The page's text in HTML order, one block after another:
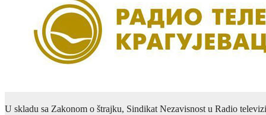
U skladu sa Zakonom o štrajku, Sindikat Nezavisnost u Radio